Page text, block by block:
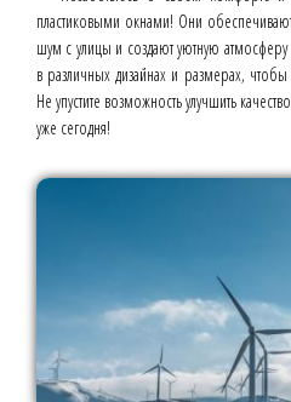
пластиковыми окнами! Они
шум с улицы и создают уютную
в различных дизайнах и размерах,
Не упустите возможность улучшить
уже сегодня!